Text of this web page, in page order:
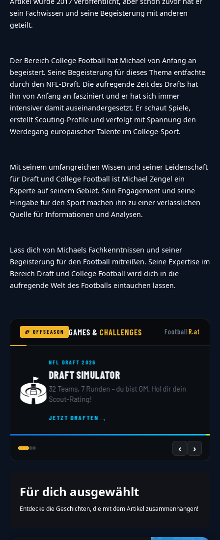
sein Fachwissen und seine Begeisterung mit anderen
geteilt.
Der Bereich College Football hat Michael von Anfang an
begeistert. Seine Begeisterung für dieses Thema entfachte
durch den NFL-Draft. Die aufregende Zeit des Drafts hat
ihn von Anfang an fasziniert und er hat sich immer
intensiver damit auseinandergesetzt. Er schaut Spiele,
erstellt Scouting-Profile und verfolgt mit Spannung den
Werdegang europäischer Talente im College-Sport.
Mit seinem umfangreichen Wissen und seiner Leidenschaft
für Draft und College Football ist Michael Zengel ein
Experte auf seinem Gebiet. Sein Engagement und seine
Hingabe für den Sport machen ihn zu einer verlässlichen
Quelle für Informationen und Analysen.
Lass dich von Michaels Fachkenntnissen und seiner
Begeisterung für den Football mitreißen. Seine Expertise im
Bereich Draft und College Football wird dich in die
aufregende Welt des Footballs eintauchen lassen.
🏈 OFFSEASON GAMES &CHALLENGES FootballR.at
🏟️
NFL DRAFT 2026
DRAFT SIMULATOR
32 Teams, 7 Runden – du bist GM. Hol dir dein
Scout-Rating!
JETZT DRAFTEN →
‹ ›
Für dich ausgewählt
Entdecke die Geschichten, die mit dem Artikel zusammenhängen!